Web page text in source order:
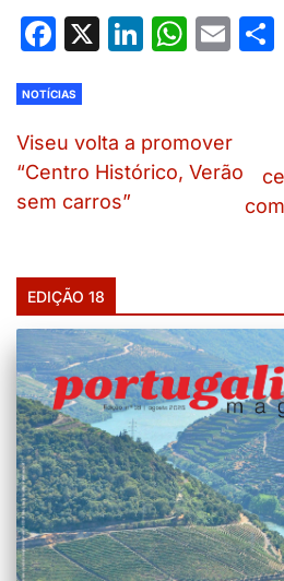
Facebook
X LinkedIn
NOTÍCIAS
Viseu volta a promover
“Centro Histórico, Verão
sem carros”
EDIÇÃO 18